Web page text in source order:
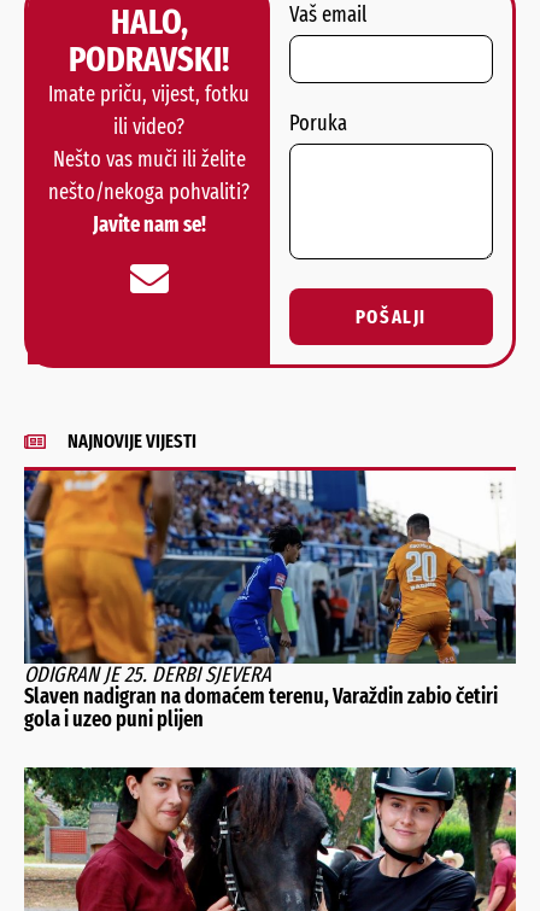
HALO,
PODRAVSKI!
Imate priču, vijest, fotku
ili video?
Nešto vas muči ili želite
nešto/nekoga pohvaliti?
Javite nam se!
Vaš email
Poruka
POŠALJI
Alternative:
NAJNOVIJE VIJESTI
ODIGRAN JE 25. DERBI SJEVERA
Slaven nadigran na domaćem terenu, Varaždin zabio četiri
gola i uzeo puni plijen